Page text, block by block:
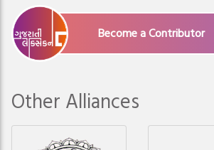
Become a Contributor
Other Alliances